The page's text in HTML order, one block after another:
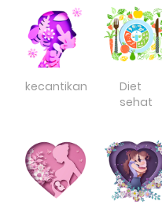
kecantikan
Diet
sehat